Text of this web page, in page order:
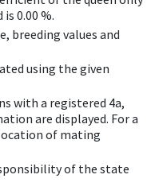
0.00 %.
breeding values and
using the given
with a registered 4a,
are displayed. For a
of mating
of the state